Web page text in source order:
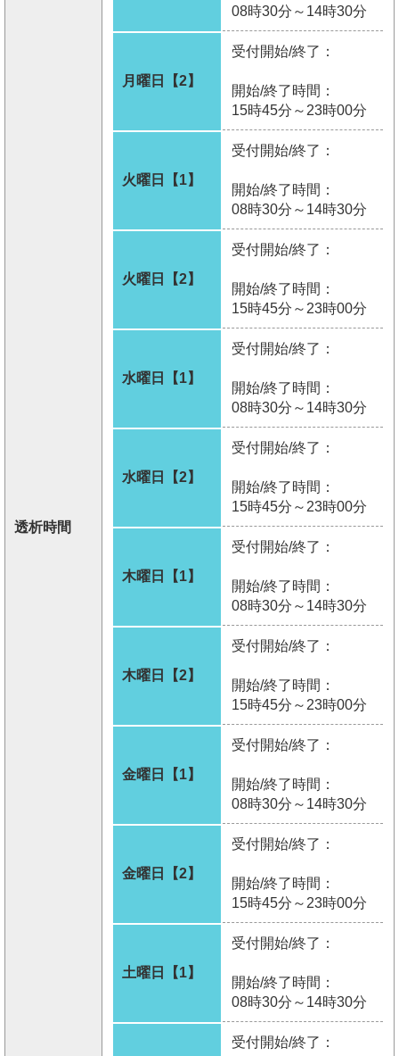
透析時間
08時30分～14時30分
月曜日【2】
受付開始/終了：
開始/終了時間：
15時45分～23時00分
火曜日【1】
受付開始/終了：
開始/終了時間：
08時30分～14時30分
火曜日【2】
受付開始/終了：
開始/終了時間：
15時45分～23時00分
水曜日【1】
受付開始/終了：
開始/終了時間：
08時30分～14時30分
水曜日【2】
受付開始/終了：
開始/終了時間：
15時45分～23時00分
木曜日【1】
受付開始/終了：
開始/終了時間：
08時30分～14時30分
木曜日【2】
受付開始/終了：
開始/終了時間：
15時45分～23時00分
金曜日【1】
受付開始/終了：
開始/終了時間：
08時30分～14時30分
金曜日【2】
受付開始/終了：
開始/終了時間：
15時45分～23時00分
土曜日【1】
受付開始/終了：
開始/終了時間：
08時30分～14時30分
受付開始/終了：